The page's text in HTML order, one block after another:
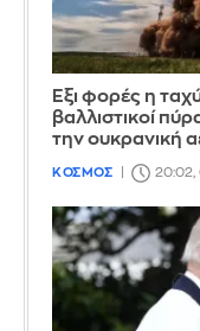
Έξι φορές η
βαλλιστικοί
την ουκρανική
ΚΟΣΜΟΣ 20:02,